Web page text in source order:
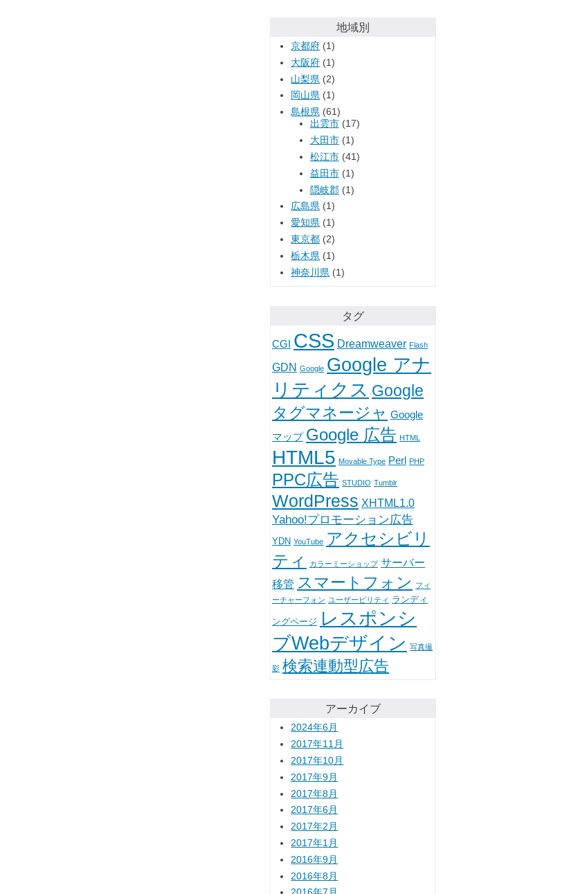
地域別
京都府 (1)
大阪府 (1)
山梨県 (2)
岡山県 (1)
島根県 (61)
出雲市(17)
大田市(1)
松江市(41)
益田市(1)
隠岐郡(1)
広島県 (1)
愛知県 (1)
東京都 (2)
栃木県 (1)
神奈川県 (1)
タグ
CGI CSS Dreamweaver Flash
GDN Google Google アナ
リティクス Google
タグマネージャ Google
マップ Google 広告 HTML
HTML5 Movable Type Perl PHP
PPC広告 STUDIO Tumblr
WordPress XHTML1.0
Yahoo!プロモーション広告
YDN YouTube アクセシビリ
ティ
カラーミーショップ サーバー
移管 スマートフォン
フィ
ーチャーフォン ユーザービリティ ランディ
ングページ レスポンシ
ブWebデザイン 写真撮
影 検索連動型広告
アーカイブ
2024年6月
2017年11月
2017年10月
2017年9月
2017年8月
2017年6月
2017年2月
2017年1月
2016年9月
2016年8月